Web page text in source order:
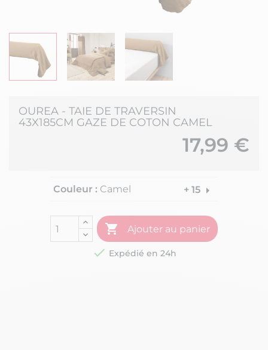
OUREA - TAIE DE TRAVERSIN
43X185CM GAZE DE COTON CAMEL
17,99 €
Couleur : Camel + 15 arrow_right
 Ajouter au panier
 Expédié en 24h